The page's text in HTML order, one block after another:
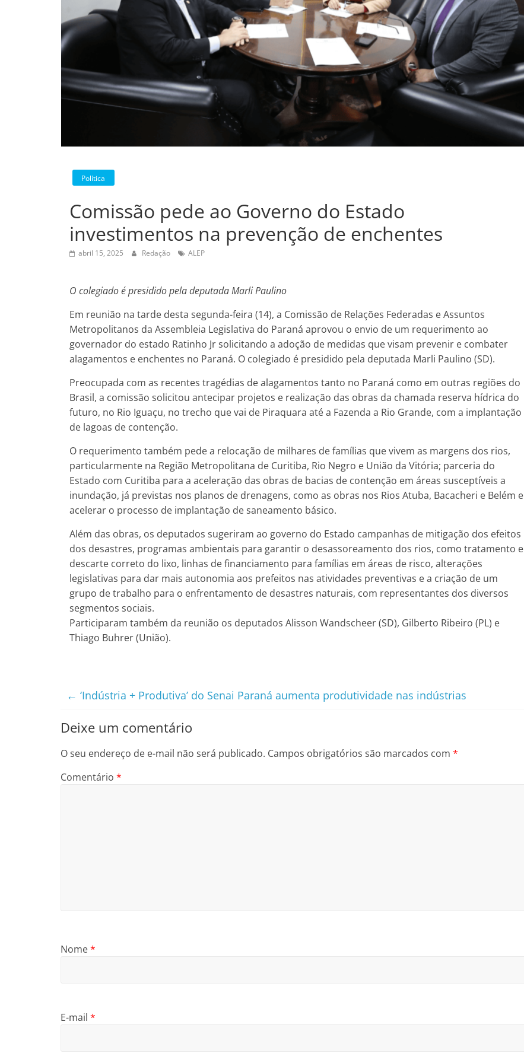
Política
Comissão pede ao Governo do Estado
investimentos na prevenção de enchentes
abril 15, 2025 Redação ALEP
O colegiado é presidido pela deputada Marli Paulino
Em reunião na tarde desta segunda-feira (14), a Comissão de Relações Federadas e Assuntos
Metropolitanos da Assembleia Legislativa do Paraná aprovou o envio de um requerimento ao
governador do estado Ratinho Jr solicitando a adoção de medidas que visam prevenir e combater
alagamentos e enchentes no Paraná. O colegiado é presidido pela deputada Marli Paulino (SD).
Preocupada com as recentes tragédias de alagamentos tanto no Paraná como em outras regiões do
Brasil, a comissão solicitou antecipar projetos e realização das obras da chamada reserva hídrica do
futuro, no Rio Iguaçu, no trecho que vai de Piraquara até a Fazenda a Rio Grande, com a implantação
de lagoas de contenção.
O requerimento também pede a relocação de milhares de famílias que vivem as margens dos rios,
particularmente na Região Metropolitana de Curitiba, Rio Negro e União da Vitória; parceria do
Estado com Curitiba para a aceleração das obras de bacias de contenção em áreas susceptíveis a
inundação, já previstas nos planos de drenagens, como as obras nos Rios Atuba, Bacacheri e Belém e
acelerar o processo de implantação de saneamento básico.
Além das obras, os deputados sugeriram ao governo do Estado campanhas de mitigação dos efeitos
dos desastres, programas ambientais para garantir o desassoreamento dos rios, como tratamento e
descarte correto do lixo, linhas de financiamento para famílias em áreas de risco, alterações
legislativas para dar mais autonomia aos prefeitos nas atividades preventivas e a criação de um
grupo de trabalho para o enfrentamento de desastres naturais, com representantes dos diversos
segmentos sociais.
Participaram também da reunião os deputados Alisson Wandscheer (SD), Gilberto Ribeiro (PL) e
Thiago Buhrer (União).
← ‘Indústria + Produtiva’ do Senai Paraná aumenta produtividade nas indústrias
Deixe um comentário
O seu endereço de e-mail não será publicado. Campos obrigatórios são marcados com *
Comentário *
Nome*
E-mail *